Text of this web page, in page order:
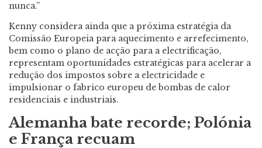
nunca.”
Kenny considera ainda que a próxima estratégia da
Comissão Europeia para aquecimento e arrefecimento,
bem como o plano de acção para a electrificação,
representam oportunidades estratégicas para acelerar a
redução dos impostos sobre a electricidade e
impulsionar o fabrico europeu de bombas de calor
residenciais e industriais.
Alemanha bate recorde; Polónia
e França recuam